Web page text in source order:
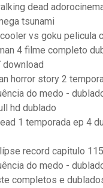
dead
tsunami
vs goku pelicula
4 filme completo
download
horror story 2
do medo -
hd dublado
1 temporada ep 4
record capitulo 115
do medo -
completos e